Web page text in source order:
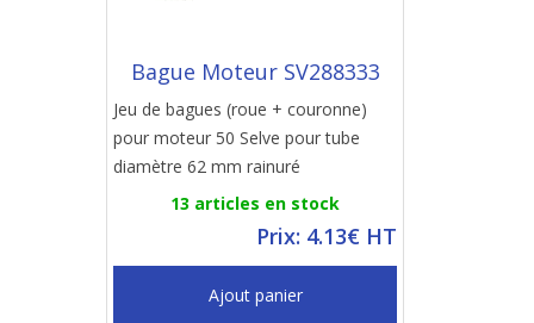
Bague Moteur SV288333
Jeu de bagues (roue + couronne)
pour moteur 50 Selve pour tube
diamètre 62 mm rainuré
13 articles en stock
Prix: 4.13€ HT
Ajout panier